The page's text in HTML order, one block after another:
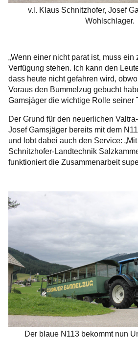
v.l. Klaus Schnitzhofer, Josef
Wohlschlager.
„Wenn einer nicht parat ist, muss ein
Verfügung stehen. Ich kann den
dass heute nicht gefahren wird,
Voraus den Bummelzug gebucht
Gamsjäger die wichtige Rolle seiner
Der Grund für den neuerlichen
Josef Gamsjäger bereits mit dem
und lobt dabei auch den Service:
Schnitzhofer-Landtechnik
funktioniert die Zusammenarbeit
Der blaue N113 bekommt nun